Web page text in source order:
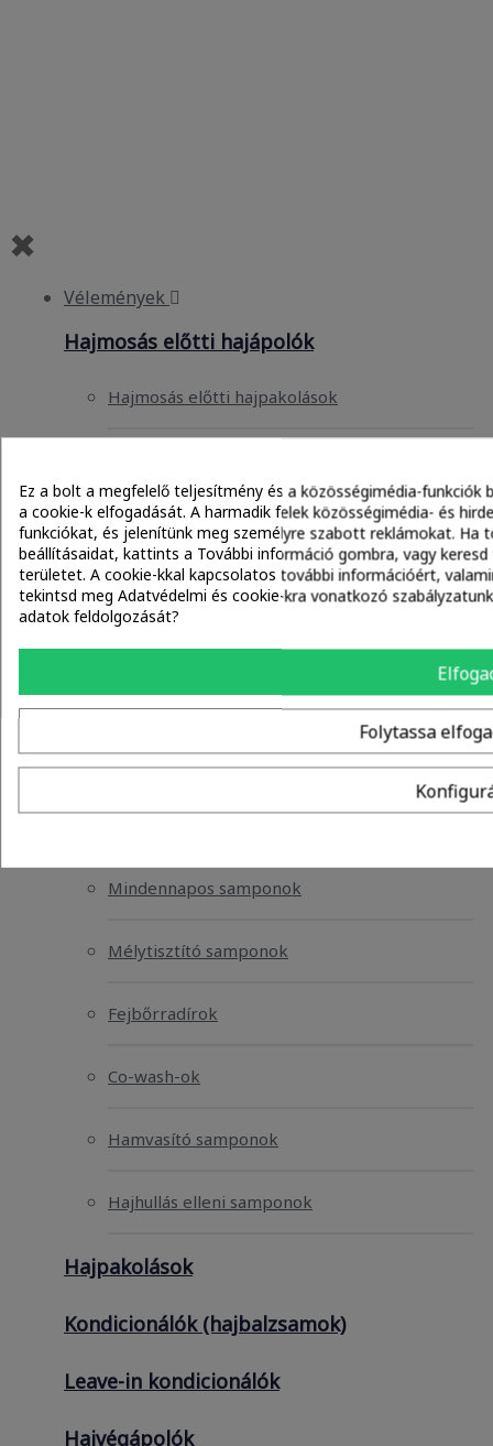
Vélemények
Hajmosás előtti hajápolók
Hajmosás előtti hajpakolások
Hajmosás előtti olajos hajpakolások
Fejbőrápolók
Fejbőrápoló szérumok
Fejbőrolajok
Mindennapos samponok
Mélytisztító samponok
Fejbőrradírok
Co-wash-ok
Hamvasító samponok
Hajhullás elleni samponok
Hajpakolások
Kondicionálók (hajbalzsamok)
Leave-in kondicionálók
Hajvégápolók
Ez a bolt a megfelelő teljesítmény és a közösségimédia-
a cookie-k elfogadását. A harmadik felek közösségimédia- és
funkciókat, és jelenítünk meg személyre szabott reklámokat. Ha
beállításaidat, kattints a További információ gombra, vagy
területet. A cookie-kkal kapcsolatos további információért,
tekintsd meg Adatvédelmi és cookie-kra vonatkozó
adatok feldolgozását?
Folytassa